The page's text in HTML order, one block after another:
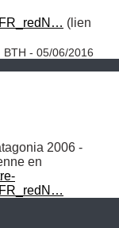
(lien
BTH - 05/06/2016
2006 -
en